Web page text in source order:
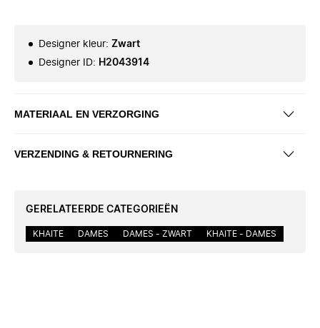
Designer kleur: Zwart
Designer ID: H2043914
MATERIAAL EN VERZORGING
VERZENDING & RETOURNERING
GERELATEERDE CATEGORIEËN
KHAITE DAMES DAMES - ZWART KHAITE - DAMES